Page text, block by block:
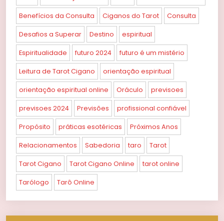
Benefícios da Consulta Ciganos do Tarot Consulta
Desafios a Superar Destino espiritual
Espiritualidade futuro 2024 futuro é um mistério
Leitura de Tarot Cigano orientação espiritual
orientação espiritual online Oráculo previsoes
previsoes 2024 Previsões profissional confiável
Propósito práticas esotéricas Próximos Anos
Relacionamentos Sabedoria taro Tarot
Tarot Cigano Tarot Cigano Online tarot online
Tarólogo Tarô Online